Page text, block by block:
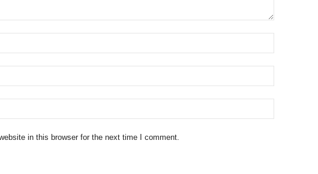
in this browser for the next time I comment.